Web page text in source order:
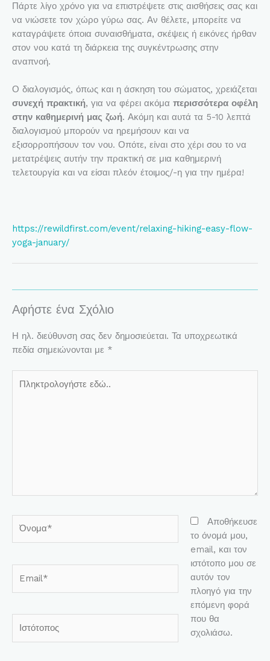
Πάρτε λίγο χρόνο για να επιστρέψετε στις αισθήσεις σας και
να νιώσετε τον χώρο γύρω σας. Αν θέλετε, μπορείτε να
καταγράψετε όποια συναισθήματα, σκέψεις ή εικόνες ήρθαν
στον νου κατά τη διάρκεια της συγκέντρωσης στην
αναπνοή.
Ο διαλογισμός, όπως και η άσκηση του σώματος, χρειάζεται
συνεχή πρακτική, για να φέρει ακόμα περισσότερα οφέλη
στην καθημερινή μας ζωή. Ακόμη και αυτά τα 5-10 λεπτά
διαλογισμού μπορούν να ηρεμήσουν και να
εξισορροπήσουν τον νου. Οπότε, είναι στο χέρι σου το να
μετατρέψεις αυτήν την πρακτική σε μια καθημερινή
τελετουργία και να είσαι πλεόν έτοιμος/-η για την ημέρα!
https://rewildfirst.com/event/relaxing-hiking-easy-flow-
yoga-january/
Αφήστε ένα Σχόλιο
Η ηλ. διεύθυνση σας δεν δημοσιεύεται. Τα υποχρεωτικά
πεδία σημειώνονται με *
εδώ..
Αποθήκευσε
το όνομά μου,
email, και τον
ιστότοπο μου σε
αυτόν τον
πλοηγό για την
επόμενη φορά
που θα
σχολιάσω.